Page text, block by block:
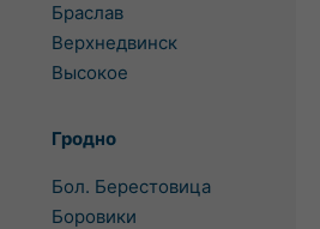
Браслав
Верхнедвинск
Высокое
Гродно
Бол. Берестовица
Боровики